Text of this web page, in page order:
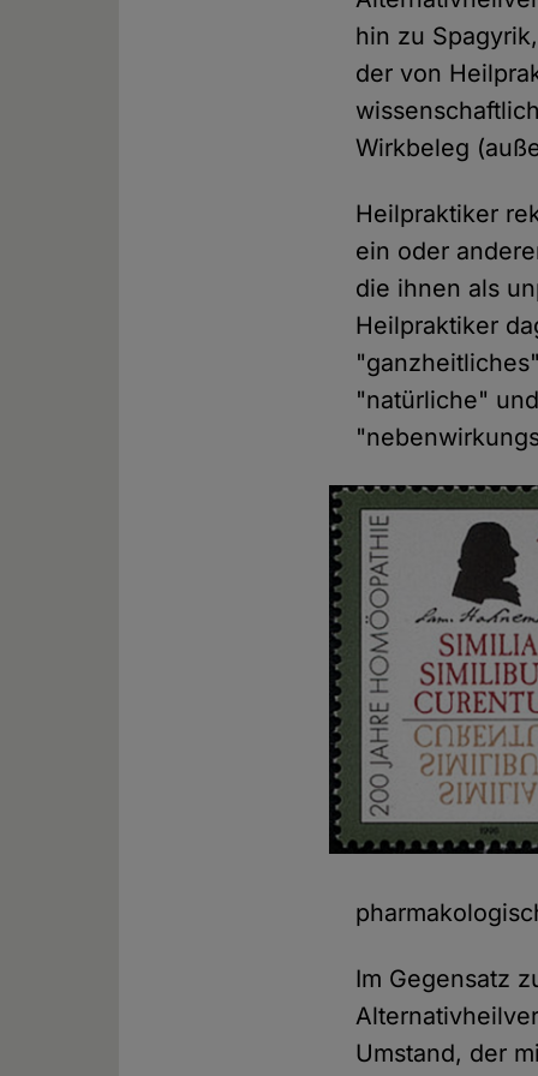
hin zu
der von
Wirkbeleg
Heilpraktiker
ein oder
die ihnen als
Heilpraktiker
"natürliche"
Im Gegensatz
Umstand, der